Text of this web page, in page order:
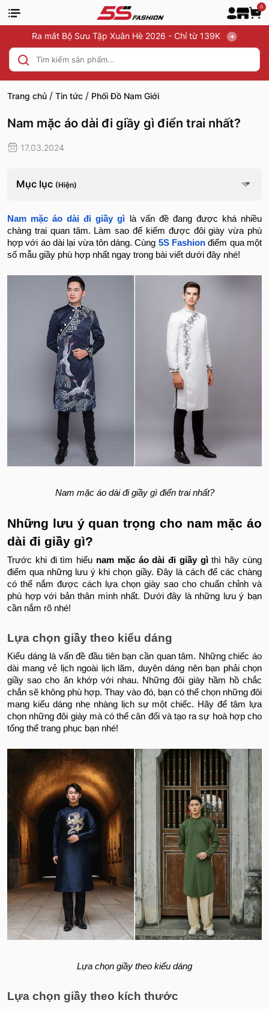
0
Ra mắt Bộ Sưu Tập Xuân Hè 2026 - Chỉ từ 139K
Trang chủ / Tin tức / Phối Đồ Nam Giới
Nam mặc áo dài đi giầy gì điển trai nhất?
17.03.2024
Mục lục (Hiện)
Nam mặc áo dài đi giầy gì là vấn đề đang được khá nhiều
chàng trai quan tâm. Làm sao để kiếm được đôi giày vừa phù
hợp với áo dài lại vừa tôn dáng. Cùng 5S Fashion điểm qua một
số mẫu giầy phù hợp nhất ngay trong bài viết dưới đây nhé!
Nam mặc áo dài đi giầy gì điển trai nhất?
Những lưu ý quan trọng cho nam mặc áo
dài đi giầy gì?
Trước khi đi tìm hiểu nam mặc áo dài đi giầy gìthì hãy cùng
điểm qua những lưu ý khi chọn giầy. Đây là cách để các chàng
có thể nắm được cách lựa chọn giày sao cho chuẩn chỉnh và
phù hợp với bản thân mình nhất. Dưới đây là những lưu ý bạn
cần nắm rõ nhé!
Lựa chọn giầy theo kiểu dáng
Kiểu dáng là vấn đề đầu tiên bạn cần quan tâm. Những chiếc áo
dài mang vẻ lịch ngoài lịch lãm, duyên dáng nên bạn phải chọn
giầy sao cho ăn khớp với nhau. Những đôi giày hầm hồ chắc
chắn sẽ không phù hợp. Thay vào đó, bạn có thể chọn những đôi
mang kiểu dáng nhẹ nhàng lịch sự một chiếc. Hãy để tâm lựa
chọn những đôi giày mà có thể cân đối và tạo ra sự hoà hợp cho
tổng thể trang phục bạn nhé!
Lựa chọn giầy theo kiểu dáng
Lựa chọn giầy theo kích thước